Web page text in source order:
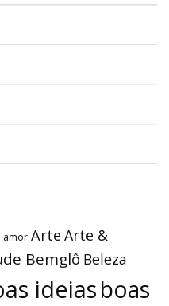
amor Arte Arte &
Bemglô Beleza
ideiasboas